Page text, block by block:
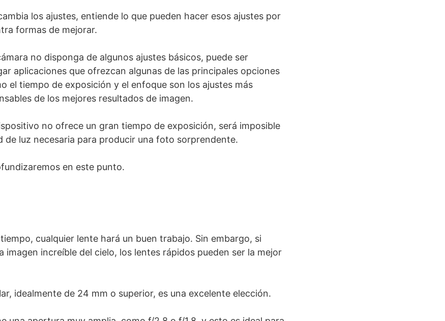
los ajustes, entiende lo que pueden hacer esos ajustes por
formas de mejorar.
no disponga de algunos ajustes básicos, puede ser
aplicaciones que ofrezcan algunas de las principales opciones
el tiempo de exposición y el enfoque son los ajustes más
de los mejores resultados de imagen.
no ofrece un gran tiempo de exposición, será imposible
de luz necesaria para producir una foto sorprendente.
en este punto.
cualquier lente hará un buen trabajo. Sin embargo, si
imagen increíble del cielo, los lentes rápidos pueden ser la mejor
idealmente de 24 mm o superior, es una excelente elección.